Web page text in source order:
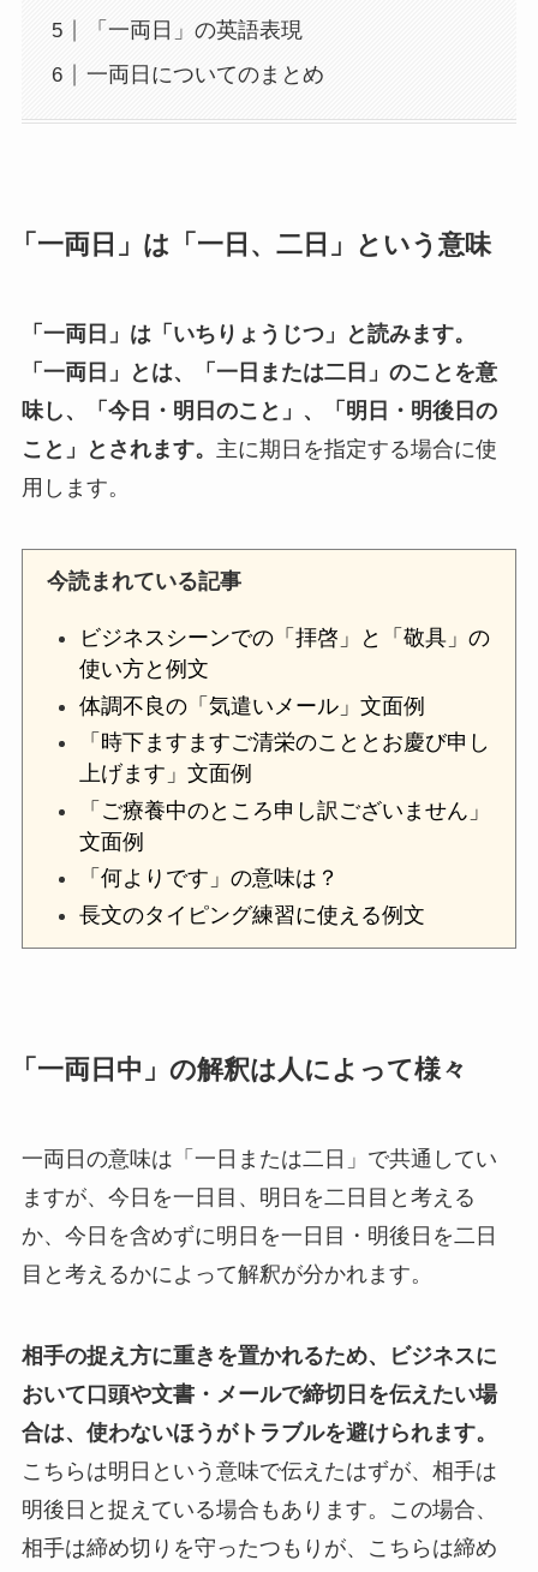
「一両日」の英語表現
一両日についてのまとめ
「一両日」は「一日、二日」という意味
「一両日」は「いちりょうじつ」と読みます。
「一両日」とは、「一日または二日」のことを意
味し、「今日・明日のこと」、「明日・明後日の
こと」とされます。 主に期日を指定する場合に使
用します。
今読まれている記事
ビジネスシーンでの「拝啓」と「敬具」の
使い方と例文
体調不良の「気遣いメール」文面例
「時下ますますご清栄のこととお慶び申し
上げます」文面例
「ご療養中のところ申し訳ございません」
文面例
「何よりです」の意味は？
長文のタイピング練習に使える例文
「一両日中」の解釈は人によって様々
一両日の意味は「一日または二日」で共通してい
ますが、今日を一日目、明日を二日目と考える
か、今日を含めずに明日を一日目・明後日を二日
目と考えるかによって解釈が分かれます。
相手の捉え方に重きを置かれるため、ビジネスに
おいて口頭や文書・メールで締切日を伝えたい場
合は、使わないほうがトラブルを避けられます。
こちらは明日という意味で伝えたはずが、相手は
明後日と捉えている場合もあります。この場合、
相手は締め切りを守ったつもりが、こちらは締め